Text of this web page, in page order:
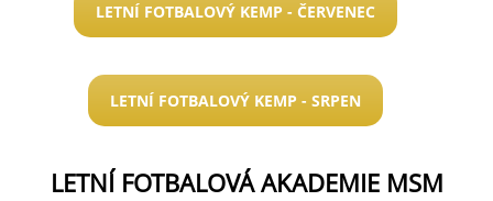
LETNÍ FOTBALOVÝ KEMP - ČERVENEC
LETNÍ FOTBALOVÝ KEMP - SRPEN
LETNÍ FOTBALOVÁ AKADEMIE MSM